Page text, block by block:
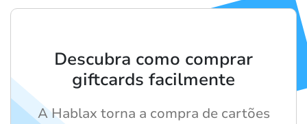
Descubra como comprar
giftcards facilmente
A Hablax torna a compra de cartões